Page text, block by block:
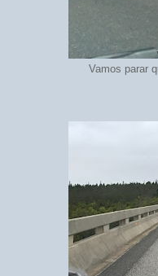
Vamos parar